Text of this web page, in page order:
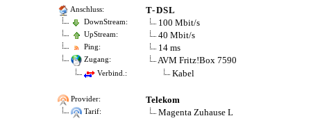
Anschluss: T-DSL
DownStream: 100 Mbit/s
UpStream: 40 Mbit/s
Ping: 14 ms
Zugang: AVM Fritz!Box 7590
Verbind.: Kabel
Provider: Telekom
Tarif: Magenta Zuhause L